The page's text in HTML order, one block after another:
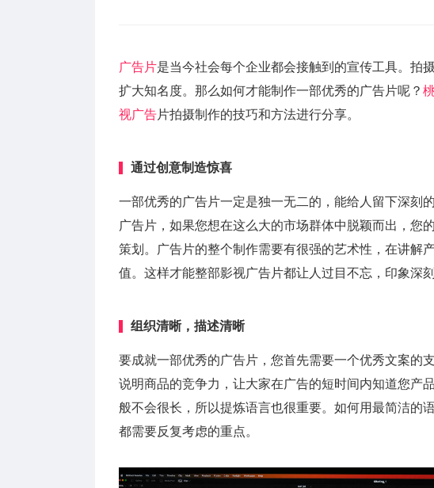
广告片是当今社会每个企业都会接触到的宣传工具。拍
扩大知名度。那么如何才能制作一部优秀的广告片呢？
视广告片拍摄制作的技巧和方法进行分享。
通过创意制造惊喜
一部优秀的广告片一定是独一无二的，能给人留下深刻
广告片，如果您想在这么大的市场群体中脱颖而出，您
策划。广告片的整个制作需要有很强的艺术性，在讲解
值。这样才能整部影视广告片都让人过目不忘，印象深
组织清晰，描述清晰
要成就一部优秀的广告片，您首先需要一个优秀文案的
说明商品的竞争力，让大家在广告的短时间内知道您产
般不会很长，所以提炼语言也很重要。如何用最简洁的
都需要反复考虑的重点。